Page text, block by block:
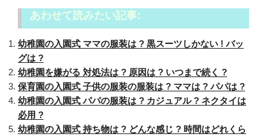
あわせて読みたい記事:
幼稚園の入園式 ママの服装は ? 黒スーツしかない ! バッ
グは ?
幼稚園を嫌がる 対処法は ? 原因は ? いつまで続く ?
保育園の入園式 子供の服装の服装は ? ママは ? パパは ?
幼稚園の入園式 パパの服装は ? カジュアル ? ネクタイは
必用 ?
幼稚園の入園式 持ち物は ? どんな感じ ? 時間はどれくら